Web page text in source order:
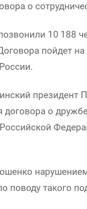
о
10 188
пойдет
президент
о
поводу такого